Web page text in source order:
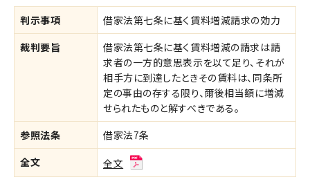
判示事項
借家法第七条に基く賃料増減請求の効力
裁判要旨
借家法第七条に基く賃料増減の請求は請
求者の一方的意思表示を以て足り、それが
相手方に到達したときその賃料は、同条所
定の事由の存する限り、爾後相当額に増減
せられたものと解すべきである。
参照法条
借家法7条
全文
全文